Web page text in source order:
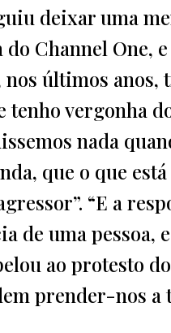
deixar uma
Channel One,
últimos
vergonha
nada
que o que
“E a
de uma pessoa,
ao protesto
prender-nos a